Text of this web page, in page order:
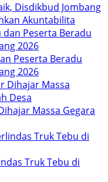
Disdikbud Jombang
Akuntabilita
Peserta Beradu
2026
Massa Gegara
Truk Tebu di